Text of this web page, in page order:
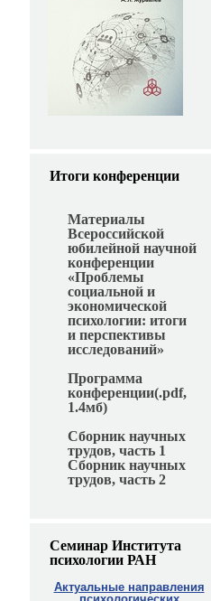
Итоги конференции
Материалы
Всероссийской
юбилейной научной
конференции
«Проблемы
социальной и
экономической
психологии: итоги
и перспективы
исследований»
Программа
конференции(.pdf,
1.4мб)
Сборник научных
трудов, часть 1
Сборник научных
трудов, часть 2
Семинар Института
психологии РАН
Актуальные направления